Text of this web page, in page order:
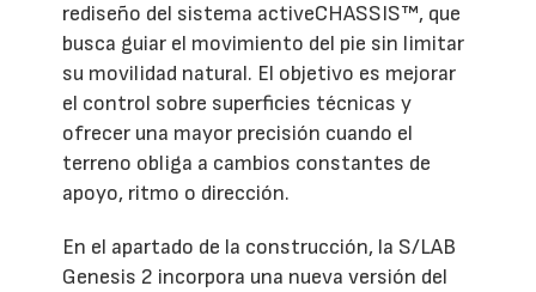
rediseño del sistema activeCHASSIS™, que
busca guiar el movimiento del pie sin limitar
su movilidad natural. El objetivo es mejorar
el control sobre superficies técnicas y
ofrecer una mayor precisión cuando el
terreno obliga a cambios constantes de
apoyo, ritmo o dirección.
En el apartado de la construcción, la S/LAB
Genesis 2 incorpora una nueva versión del